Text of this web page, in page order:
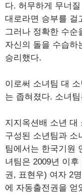
다. 허무하게 무너
대로라면 승부를 걸
그러나 정확한 수순
자신의 돌을 수습하
승리했다.
이로써 소녀팀 대
는 좁혀졌다. 소녀
지지옥션배 소년 대
구성된 소년팀과 소
팀에서는 한국기원
녀팀은 2009년 이
권, 표현우) 여자 2
에 자동출전권을 얻